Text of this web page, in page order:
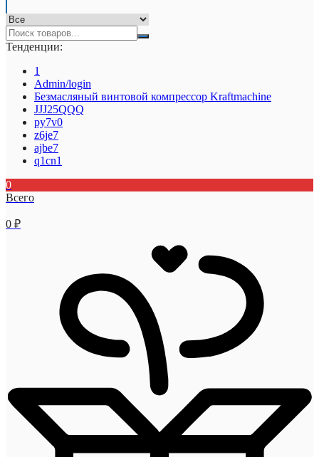
Тенденции:
1
Admin/login
Безмасляный винтовой компрессор Kraftmaсhine
JJJ25QQQ
py7v0
z6je7
ajbe7
q1cn1
0
Всего
0 ₽